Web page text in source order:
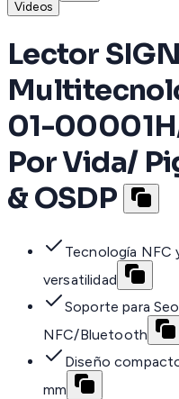
Videos
Lector
01-
Por Vida/
& OSDP
Tecnología NFC
versatilidad
Soporte para
NFC/Bluetooth
Diseño
mm